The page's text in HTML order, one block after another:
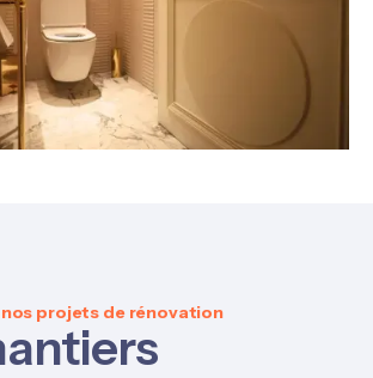
projets de rénovation